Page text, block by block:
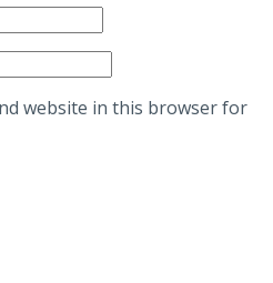
website in this browser for